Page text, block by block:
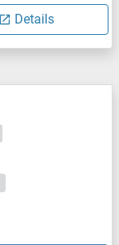
Details